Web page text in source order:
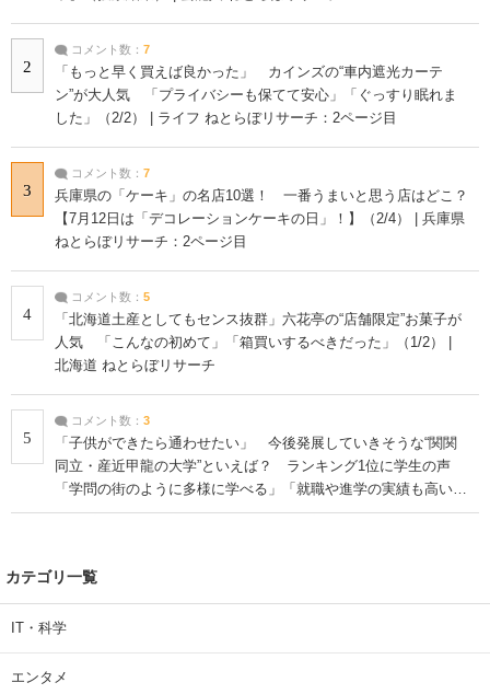
2
コメント数： 7
「もっと早く買えば良かった」 カインズの“車内遮光カーテ
ン”が大人気 「プライバシーも保てて安心」「ぐっすり眠れま
した」（2/2） | ライフ ねとらぼリサーチ：2ページ目
3
コメント数： 7
兵庫県の「ケーキ」の名店10選！ 一番うまいと思う店はどこ？
【7月12日は「デコレーションケーキの日」！】（2/4） | 兵庫県
ねとらぼリサーチ：2ページ目
4
コメント数： 5
「北海道土産としてもセンス抜群」六花亭の“店舗限定”お菓子が
人気 「こんなの初めて」「箱買いするべきだった」（1/2） |
北海道 ねとらぼリサーチ
5
コメント数： 3
「子供ができたら通わせたい」 今後発展していきそうな“関関
同立・産近甲龍の大学”といえば？ ランキング1位に学生の声
「学問の街のように多様に学べる」「就職や進学の実績も高い」
| 大学 ねとらぼリサーチ
カテゴリ一覧
IT・科学
エンタメ